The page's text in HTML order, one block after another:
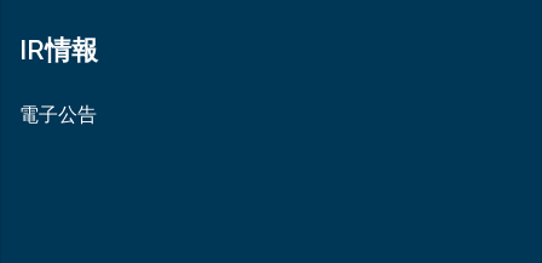
IR情報
電子公告